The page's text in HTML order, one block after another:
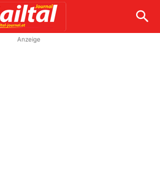
Anzeige